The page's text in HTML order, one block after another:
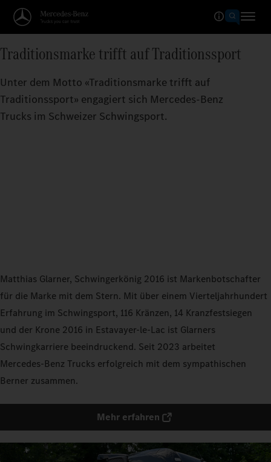
Traditionsmarke trifft auf Traditionssport
Unter dem Motto «Traditionsmarke trifft auf
Traditionssport» engagiert sich Mercedes‑Benz
Trucks im Schweizer Schwingsport.
Matthias Glarner, Schwingerkönig 2016 ist Markenbotschafter
für die Marke mit dem Stern. Mit über einem Vierteljahrhundert
Erfahrung im Schwingsport, 116 Kränzen, 14 Kranzfestsiegen
und der Krone 2016 in Estavayer-le-Lac ist Glarners
Schwingkarriere beeindruckend. Seit 2023 arbeitet
Mercedes‑Benz Trucks erfolgreich mit dem sympathischen
Berner zusammen.
Mehr erfahren